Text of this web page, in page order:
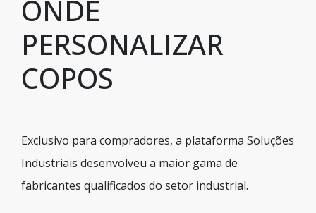
ONDE
PERSONALIZAR
COPOS
Exclusivo para compradores, a plataforma Soluções
Industriais desenvolveu a maior gama de
fabricantes qualificados do setor industrial.